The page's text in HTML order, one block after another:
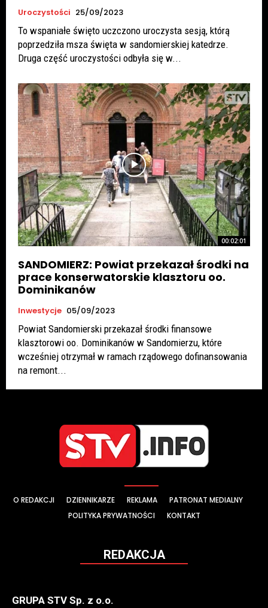
Uroczystości 25/09/2023
To wspaniałe święto uczczono uroczysta sesją, którą
poprzedziła msza święta w sandomierskiej katedrze.
Druga część uroczystości odbyła się w...
00:02:01
SANDOMIERZ: Powiat przekazał środki na
prace konserwatorskie klasztoru oo.
Dominikanów
Inwestycje 05/09/2023
Powiat Sandomierski przekazał środki finansowe
klasztorowi oo. Dominikanów w Sandomierzu, które
wcześniej otrzymał w ramach rządowego dofinansowania
na remont...
O REDAKCJI DZIENNIKARZE REKLAMA
PATRONAT MEDIALNY
POLITYKA PRYWATNOŚCI
KONTAKT
REDAKCJA
GRUPA STV Sp. z o.o.